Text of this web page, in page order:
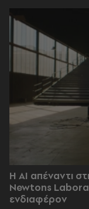
Η AI απέναντι
Newtons
ενδιαφέρον